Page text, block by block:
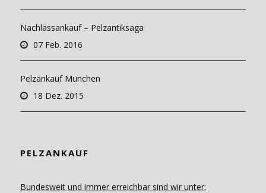
Nachlassankauf – Pelzantiksaga
07 Feb. 2016
Pelzankauf München
18 Dez. 2015
PELZANKAUF
Bundesweit und immer erreichbar sind wir unter: